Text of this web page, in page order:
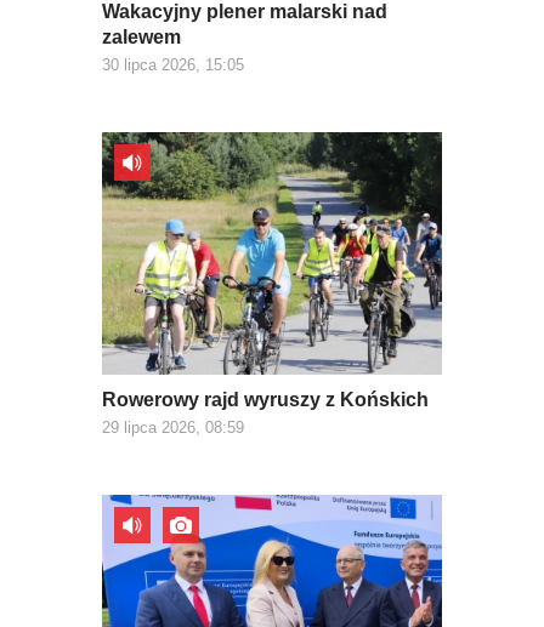
Wakacyjny plener malarski nad
zalewem
30 lipca 2026, 15:05
Rowerowy rajd wyruszy z Końskich
29 lipca 2026, 08:59